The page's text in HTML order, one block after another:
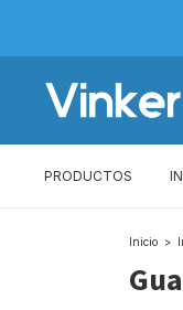
PRODUCTOS
Inicio >